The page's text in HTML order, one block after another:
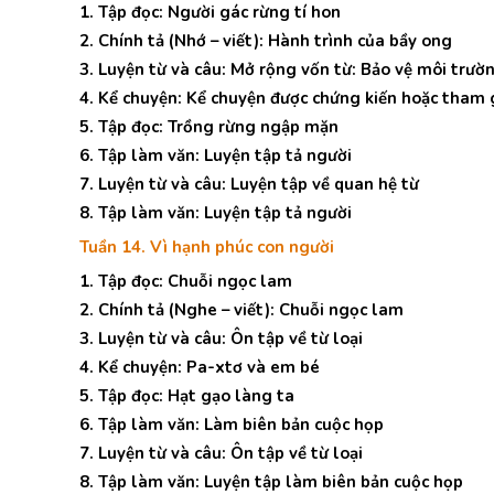
1. Tập đọc: Người gác rừng tí hon
2. Chính tả (Nhớ – viết): Hành trình của bầy ong
3. Luyện từ và câu: Mở rộng vốn từ: Bảo vệ môi
4. Kể chuyện: Kể chuyện được chứng kiến hoặc tham
5. Tập đọc: Trồng rừng ngập mặn
6. Tập làm văn: Luyện tập tả người
7. Luyện từ và câu: Luyện tập về quan hệ từ
8. Tập làm văn: Luyện tập tả người
Tuần 14. Vì hạnh phúc con người
1. Tập đọc: Chuỗi ngọc lam
2. Chính tả (Nghe – viết): Chuỗi ngọc lam
3. Luyện từ và câu: Ôn tập về từ loại
4. Kể chuyện: Pa-xtơ và em bé
5. Tập đọc: Hạt gạo làng ta
6. Tập làm văn: Làm biên bản cuộc họp
7. Luyện từ và câu: Ôn tập về từ loại
8. Tập làm văn: Luyện tập làm biên bản cuộc họp